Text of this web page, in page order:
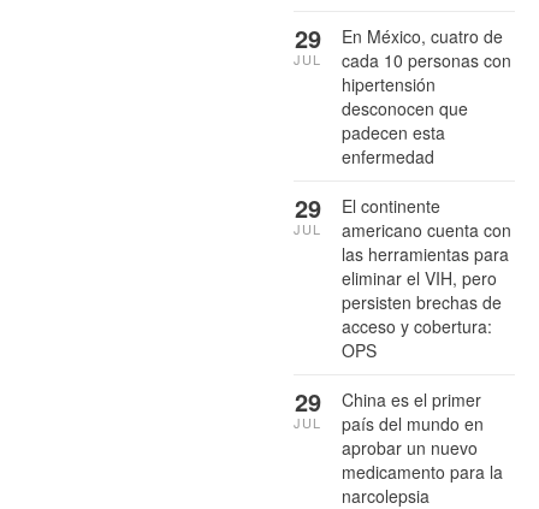
En México, cuatro de
cada 10 personas con
hipertensión
desconocen que
padecen esta
enfermedad
29
JUL
El continente
americano cuenta con
las herramientas para
eliminar el VIH, pero
persisten brechas de
acceso y cobertura:
OPS
29
JUL
China es el primer
país del mundo en
aprobar un nuevo
medicamento para la
narcolepsia
29
JUL